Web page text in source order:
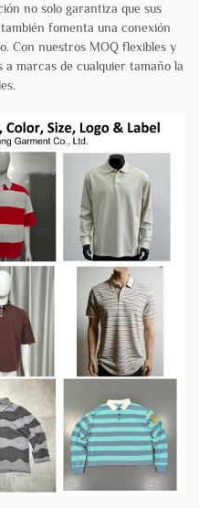
no solo garantiza que sus
fomenta una conexión
Con nuestros MOQ flexibles y
marcas de cualquier tamaño la